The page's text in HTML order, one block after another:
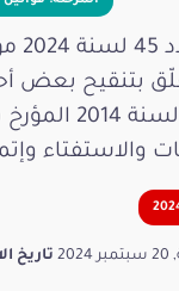
2024 يتعلّق بتنقيح
والاستفتاء
تاريخ